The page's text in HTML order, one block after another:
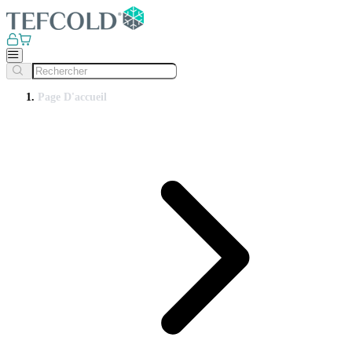
Page D'accueil